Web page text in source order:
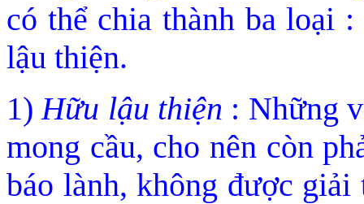
có thể chia thành ba loại
lậu thiện.
1)Hữu lậu thiện : Những
mong cầu, cho nên còn
báo lành, không được